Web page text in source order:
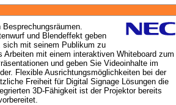
und Blendeffekt geben
sich mit seinem Publikum zu
Arbeiten mit einem interaktiven Whiteboard zum
und geben Sie Videoinhalte im
Flexible Ausrichtungsmöglichkeiten bei der
Freiheit für Digital Signage Lösungen die
3D-Fähigkeit ist der Projektor bereits